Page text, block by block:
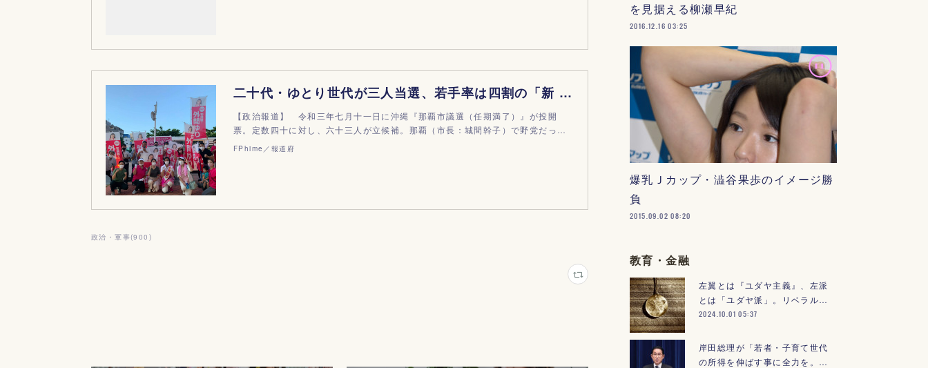
二十代・ゆとり世代が三人当選、若手率は四割の「新 那覇議会」
【政治報道】 令和三年七月十一日に沖縄『那覇市議選（任期満了）』が投開
票。定数四十に対し、六十三人が立候補。那覇（市長：城間幹子）で野党だっ…
FPhime／報道府
政治・軍事(900 )
を見据える柳瀬早紀
2016.12.16 03:25
爆乳Ｊカップ・澁谷果歩のイメージ勝
負
2015.09.02 08:20
教育・金融
左翼とは『ユダヤ主義』、左派
とは「ユダヤ派」。リベラル…
2024.10.01 05:37
岸田総理が「若者・子育て世代
の所得を伸ばす事に全力を。…